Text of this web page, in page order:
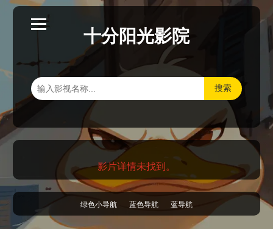
十分阳光影院
搜索
影片详情未找到。
绿色小导航 蓝色导航 蓝导航